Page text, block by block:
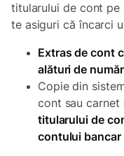
titularului de cont pe
te asiguri că încarci
Extras de cont
alături de
Copie din
cont sau carnet
titularului de
contului bancar